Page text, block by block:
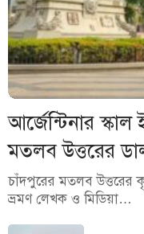
আর্জেন্টিনার স্কাল
মতলব উত্তরের
চাঁদপুরের মতলব উত্তরের
ভ্রমণ লেখক ও মিডিয়া…